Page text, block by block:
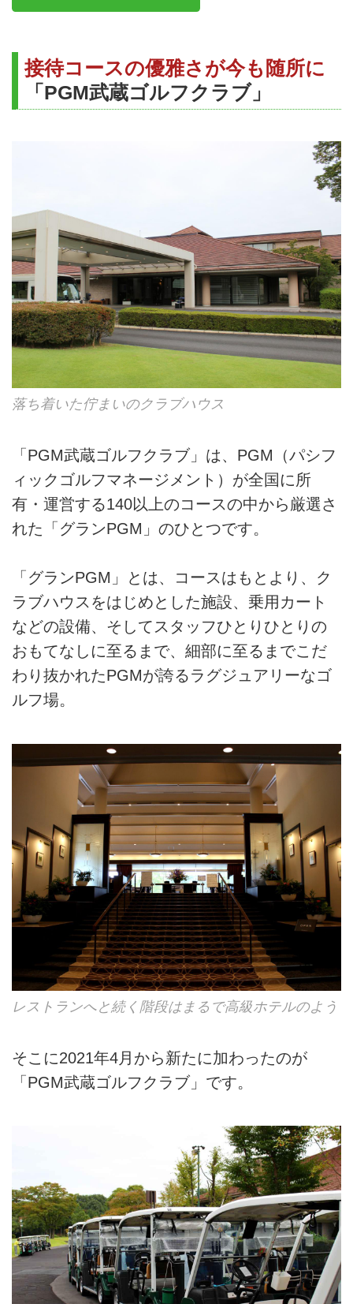
接待コースの優雅さが今も随所に
「PGM武蔵ゴルフクラブ」
落ち着いた佇まいのクラブハウス
「PGM武蔵ゴルフクラブ」は、PGM（パシフ
ィックゴルフマネージメント）が全国に所
有・運営する140以上のコースの中から厳選さ
れた「グランPGM」のひとつです。
「グランPGM」とは、コースはもとより、ク
ラブハウスをはじめとした施設、乗用カート
などの設備、そしてスタッフひとりひとりの
おもてなしに至るまで、細部に至るまでこだ
わり抜かれたPGMが誇るラグジュアリーなゴ
ルフ場。
レストランへと続く階段はまるで高級ホテルのよう
そこに2021年4月から新たに加わったのが
「PGM武蔵ゴルフクラブ」です。